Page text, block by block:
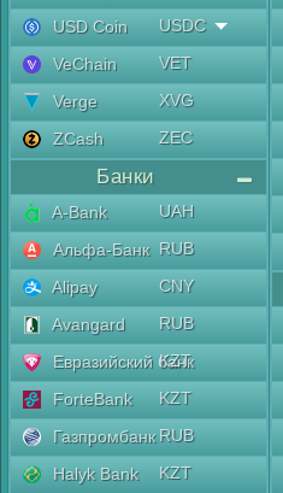
USD Coin
USDC
VeChain
VET
Verge
XVG
ZCash
ZEC
Банки
A-Bank
UAH
Альфа-Банк RUB
Alipay
CNY
Avangard
RUB
Евразийский банк
KZT
ForteBank
KZT
Газпромбанк RUB
Halyk Bank
KZT